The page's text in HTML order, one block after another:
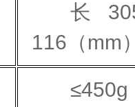
长
116（mm
≤450g